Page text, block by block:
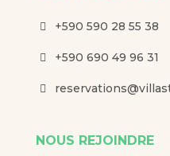
 +590 590 28 55 38
 +590 690 49 96 31

NOUS REJOINDRE